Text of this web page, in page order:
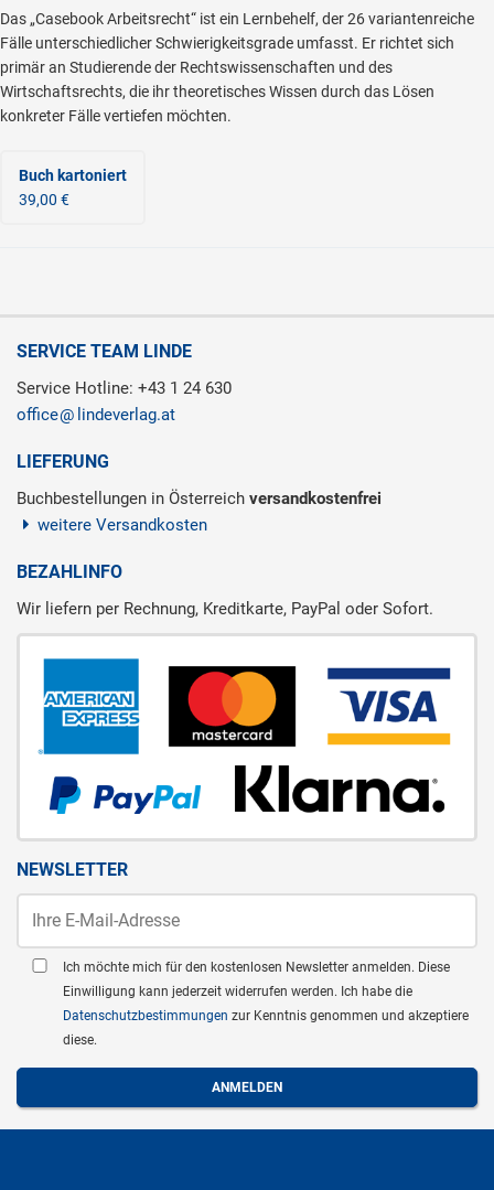
Das „Casebook Arbeitsrecht“ ist ein Lernbehelf, der 26 variantenreiche
Fälle unterschiedlicher Schwierigkeitsgrade umfasst. Er richtet sich
primär an Studierende der Rechtswissenschaften und des
Wirtschaftsrechts, die ihr theoretisches Wissen durch das Lösen
konkreter Fälle vertiefen möchten.
Buch kartoniert
39,00 €
SERVICE TEAM LINDE
Service Hotline: +43 1 24 630
office
lindeverlag.at
LIEFERUNG
Buchbestellungen in Österreich versandkostenfrei
weitere Versandkosten
BEZAHLINFO
Wir liefern per Rechnung, Kreditkarte, PayPal oder Sofort.
NEWSLETTER
Ich möchte mich für den kostenlosen Newsletter anmelden. Diese
Einwilligung kann jederzeit widerrufen werden. Ich habe die
Datenschutzbestimmungen zur Kenntnis genommen und akzeptiere
diese.